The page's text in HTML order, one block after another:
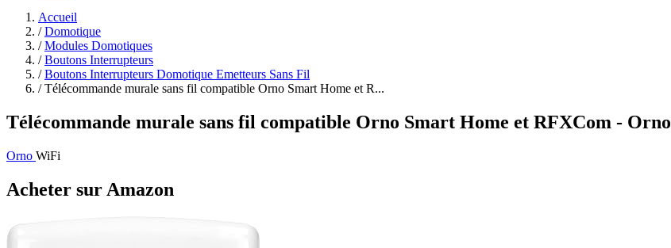
Accueil
/ Domotique
/ Modules Domotiques
/ Boutons Interrupteurs
/ Boutons Interrupteurs Domotique Emetteurs Sans Fil
/ Télécommande murale sans fil compatible Orno Smart Home et R...
Télécommande murale sans fil compatible Orno Smart Home et RFXCom - Orno
Orno WiFi
Acheter sur Amazon